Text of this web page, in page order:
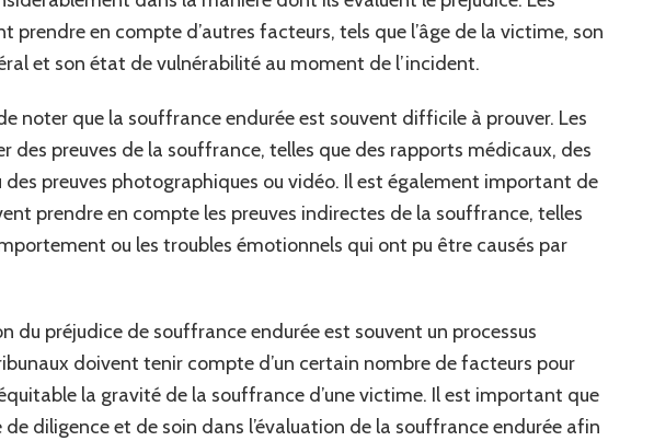
prendre en compte d’autres facteurs, tels que l’âge de la victime, son
et son état de vulnérabilité au moment de l’incident.
noter que la souffrance endurée est souvent difficile à prouver. Les
des preuves de la souffrance, telles que des rapports médicaux, des
preuves photographiques ou vidéo. Il est également important de
prendre en compte les preuves indirectes de la souffrance, telles
ou les troubles émotionnels qui ont pu être causés par
du préjudice de souffrance endurée est souvent un processus
doivent tenir compte d’un certain nombre de facteurs pour
la gravité de la souffrance d’une victime. Il est important que
diligence et de soin dans l’évaluation de la souffrance endurée afin